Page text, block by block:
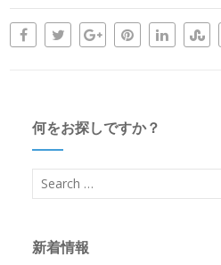
何をお探しですか？
新着情報